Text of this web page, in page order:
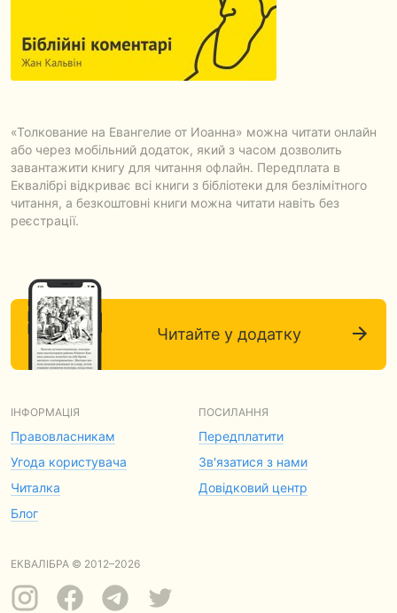
«Толкование на Евангелие от Иоанна» можна читати онлайн
або через мобільний додаток, який з часом дозволить
завантажити книгу для читання офлайн. Передплата в
Еквалібрі відкриває всі книги з бібліотеки для безлімітного
читання, а безкоштовні книги можна читати навіть без
реєстрації.
Читайте у додатку
ІНФОРМАЦІЯ
Правовласникам
Угода користувача
Читалка
Блог
ПОСИЛАННЯ
Передплатити
Зв'язатися з нами
Довідковий центр
ЕКВАЛІБРА © 2012–2026